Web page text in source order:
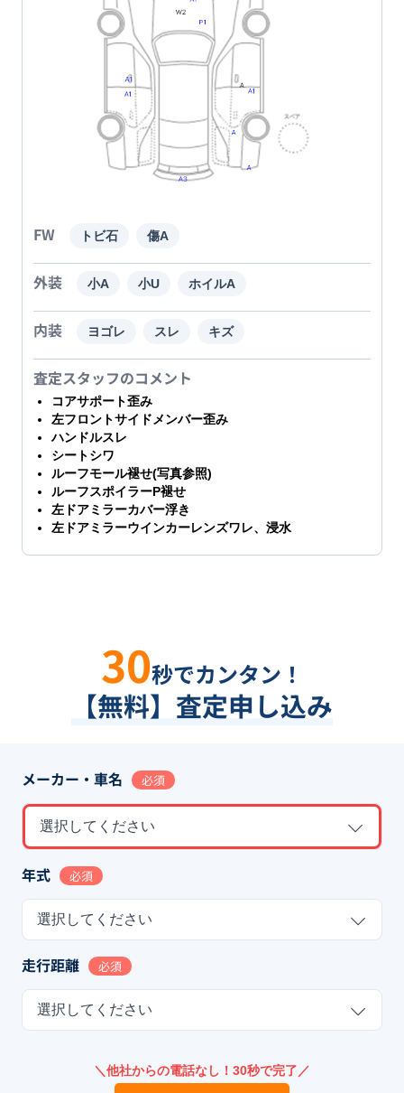
FW トビ石 傷A
外装 小A 小U ホイルA
内装 ヨゴレ スレ キズ
査定スタッフのコメント
コアサポート歪み
左フロントサイドメンバー歪み
ハンドルスレ
シートシワ
ルーフモール褪せ(写真参照)
ルーフスポイラーP褪せ
左ドアミラーカバー浮き
左ドアミラーウインカーレンズワレ、浸水
30秒でカンタン！
【無料】査定申し込み
メーカー・車名 必須
選択してください
年式 必須
選択してください
走行距離 必須
選択してください
＼他社からの電話なし！30秒で完了／